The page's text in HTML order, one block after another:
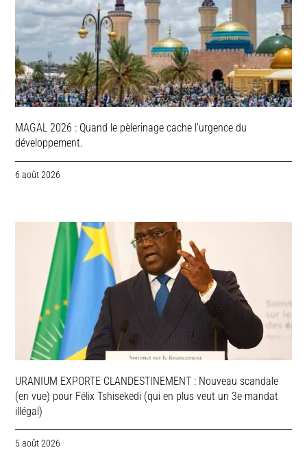
MAGAL 2026 : Quand le pèlerinage cache l’urgence du
développement.
6 août 2026
URANIUM EXPORTE CLANDESTINEMENT : Nouveau scandale
(en vue) pour Félix Tshisekedi (qui en plus veut un 3e mandat
illégal)
5 août 2026